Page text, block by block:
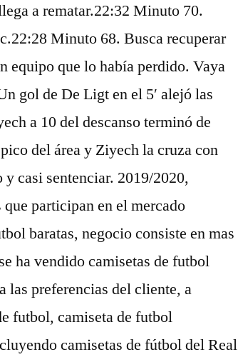
a rematar.22:32 Minuto 70.
Minuto 68. Busca recuperar
equipo que lo había perdido. Vaya
gol de De Ligt en el 5′ alejó las
a 10 del descanso terminó de
del área y Ziyech la cruza con
y casi sentenciar. 2019/2020,
participan en el mercado
baratas, negocio consiste en mas
ha vendido camisetas de futbol
las preferencias del cliente, a
futbol, camiseta de futbol
camisetas de fútbol del Real